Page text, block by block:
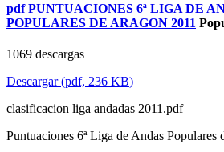
pdf PUNTUACIONES 6ª LIGA DE
POPULARES DE ARAGON 2011
1069 descargas
Descargar(pdf, 236 KB)
clasificacion liga andadas 2011.pdf
Puntuaciones 6ª Liga de Andas Populares